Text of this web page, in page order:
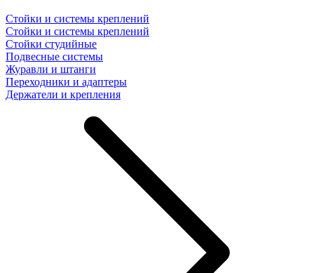
Стойки и системы креплений
Стойки и системы креплений
Стойки студийные
Подвесные системы
Журавли и штанги
Переходники и адаптеры
Держатели и крепления